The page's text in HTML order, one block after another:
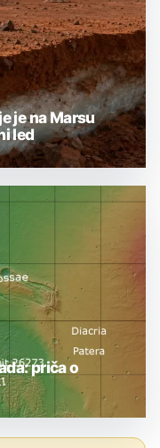
je na Marsu
led
priča o